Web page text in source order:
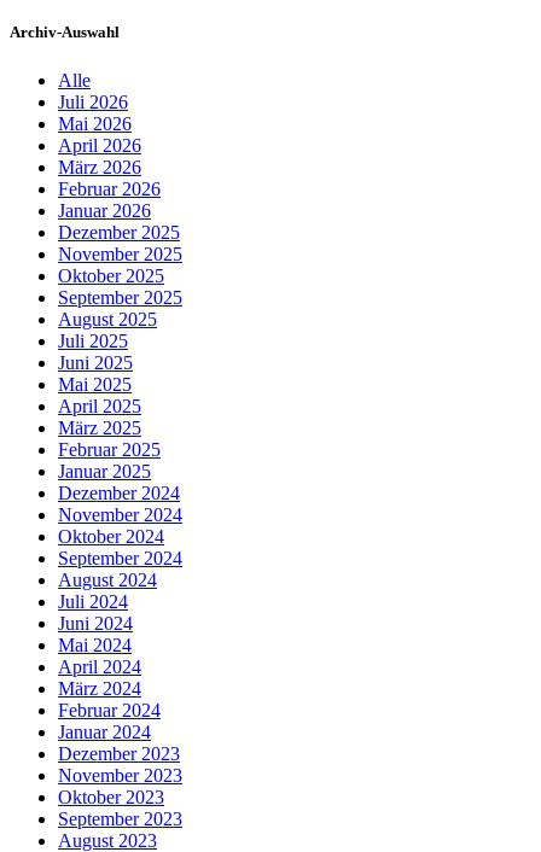
Archiv-Auswahl
Alle
Juli 2026
Mai 2026
April 2026
März 2026
Februar 2026
Januar 2026
Dezember 2025
November 2025
Oktober 2025
September 2025
August 2025
Juli 2025
Juni 2025
Mai 2025
April 2025
März 2025
Februar 2025
Januar 2025
Dezember 2024
November 2024
Oktober 2024
September 2024
August 2024
Juli 2024
Juni 2024
Mai 2024
April 2024
März 2024
Februar 2024
Januar 2024
Dezember 2023
November 2023
Oktober 2023
September 2023
August 2023